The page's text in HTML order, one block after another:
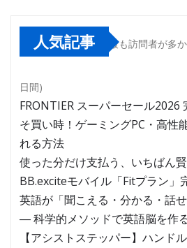
人気記事 最も訪問者が多
日間)
FRONTIER スーパーセール2026
そ買い時！ゲーミングPC・高性
れる方法
使った分だけ支払う、いちばん賢
BB.exciteモバイル「Fitプラン」
英語が「聞こえる・分かる・話
― 科学的メソッドで英語脳を作
【アシストステッパー】ハンド